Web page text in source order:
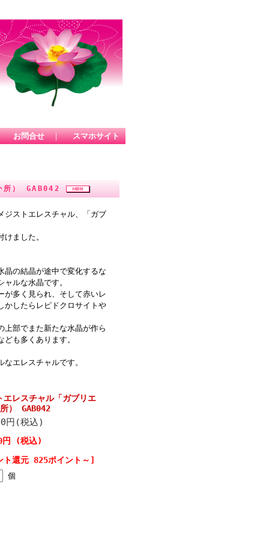
お問合せ ｜ スマホサイト
所） GAB042
ジストエレスチャル、「ガブ
ました。
晶の結晶が途中で変化するな
ルな水晶です。
が多く見られ、そして赤いレ
かしたらレピドクロサイトや
上部でまた新たな水晶が作ら
も多くあります。
エレスチャルです。
エレスチャル「ガブリエ
） GAB042
円(税込)
円 (税込)
ト還元 825ポイント～]
個